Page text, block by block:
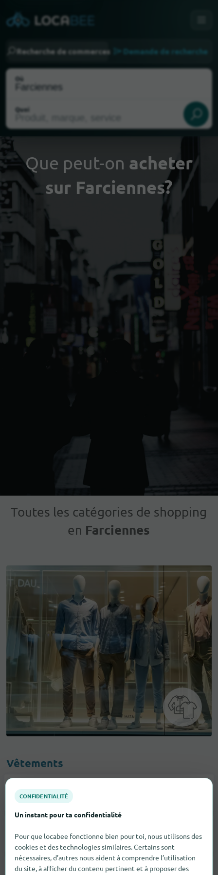
Recherche de commerces Demande de recherche
Où
Quoi
Choisir ma localisation
Que peut-on acheter
sur Farciennes?
Toutes les catégories de shopping
en Farciennes
Vêtements
Accessoires De Mode
Sous-Vêtements
CONFIDENTIALITÉ
Un instant pour ta confidentialité
Pour que locabee fonctionne bien pour toi, nous utilisons des
cookies et des technologies similaires. Certains sont
nécessaires, d’autres nous aident à comprendre l’utilisation
du site, à afficher du contenu pertinent et à proposer des